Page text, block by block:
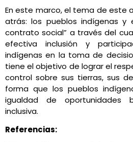
En este marco, el tema de este
atrás: los pueblos indígenas y
contrato social” a través del
efectiva inclusión y
indígenas en la toma de
tiene el objetivo de lograr el
control sobre sus tierras, sus
forma que los pueblos
igualdad de oportunidades
inclusiva.
Referencias: